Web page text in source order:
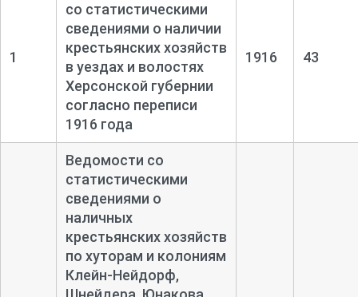
1
со статистическими
сведениями о наличии
крестьянских хозяйств
в уездах и волостях
Херсонской губернии
согласно переписи
1916 года
1916 43
Ведомости со
статистическими
сведениями о
наличных
крестьянских хозяйств
по хуторам и колониям
Клейн-Нейдорф,